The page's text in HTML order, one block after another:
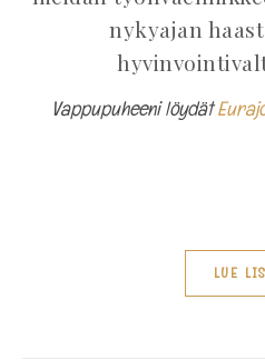
nykyajan
Vappupuheeni löydät
LUE